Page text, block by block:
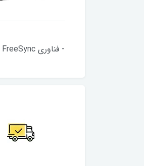
- فناوری AMD FreeSync- فناوری حذف پرش تصویر- نور آبی کم برای محافظت از چشمان- اپلیکیشن MSI Remote Display- MSI Mystic Light